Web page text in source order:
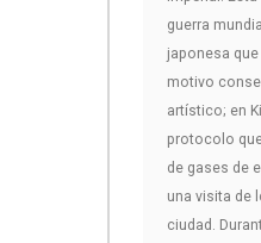
guerra
japonesa
motivo
artístico; en
protocolo
de gases de
una visita de
ciudad.